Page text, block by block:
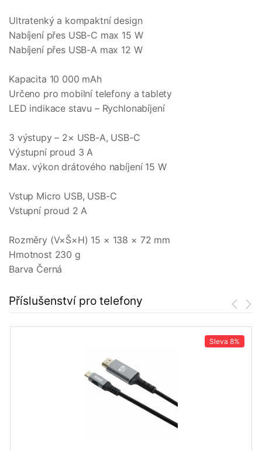
Ultratenký a kompaktní design
Nabíjení přes USB-C max 15 W
Nabíjení přes USB-A max 12 W
Kapacita 10 000 mAh
Určeno pro mobilní telefony a tablety
LED indikace stavu – Rychlonabíjení
3 výstupy – 2× USB-A, USB-C
Výstupní proud 3 A
Max. výkon drátového nabíjení 15 W
Vstup Micro USB, USB-C
Vstupní proud 2 A
Rozměry (V×Š×H) 15 × 138 × 72 mm
Hmotnost 230 g
Barva Černá
Příslušenství pro telefony
Sleva 8%